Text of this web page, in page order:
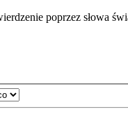
poprzez słowa